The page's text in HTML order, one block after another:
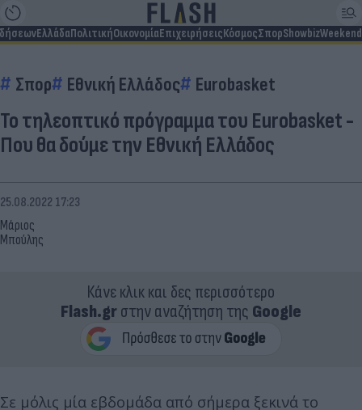
ΕλλάδαΠολιτικήΟικονομίαΕπιχειρήσειςΚόσμοςΣπορShowbizWeekend
Σπορ Εθνική Ελλάδος Eurobasket
Το τηλεοπτικό πρόγραμμα του Eurobasket -
Που θα δούμε την Εθνική Ελλάδος
Μάριος
Μπούλης
25.08.2022 17:23
Κάνε κλικ και δες περισσότερο
Flash.grστην αναζήτηση της Google
Σε μόλις μία εβδομάδα από σήμερα ξεκινά το